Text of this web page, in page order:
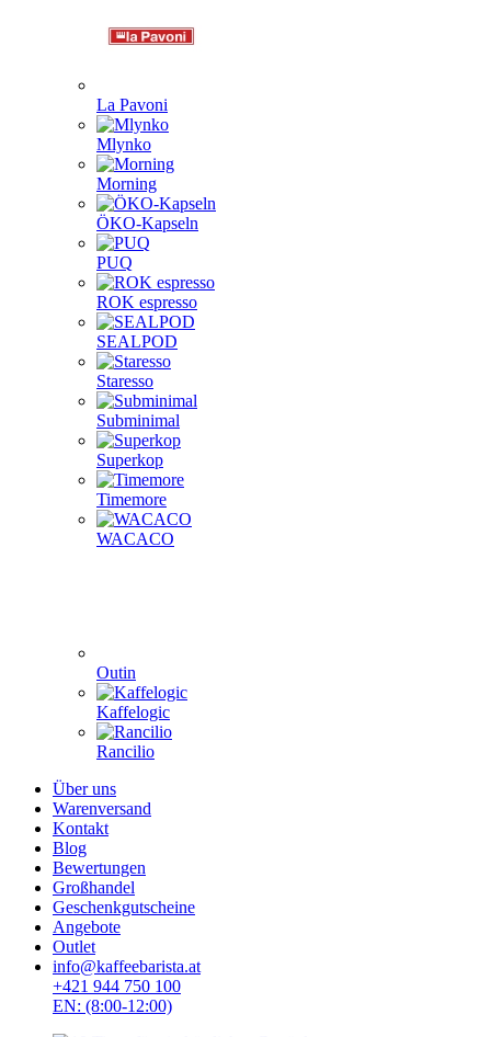
La Pavoni
Mlynko
Morning
ÖKO-Kapseln
PUQ
ROK espresso
SEALPOD
Staresso
Subminimal
Superkop
Timemore
WACACO
Outin
Kaffelogic
Rancilio
Über uns
Warenversand
Kontakt
Blog
Bewertungen
Großhandel
Geschenkgutscheine
Angebote
Outlet
info@kaffeebarista.at
+421 944 750 100
EN: (8:00-12:00)